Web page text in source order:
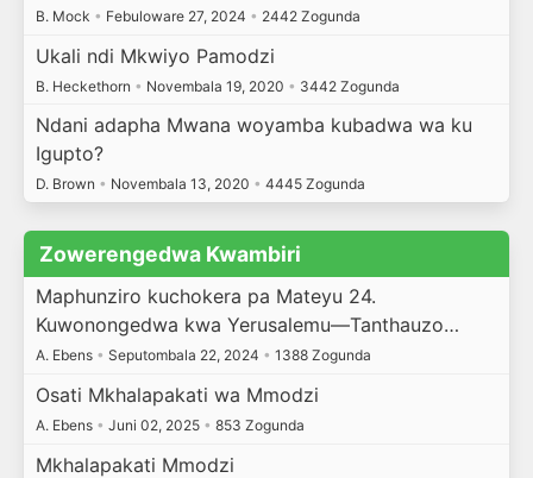
B. Mock • Febuloware 27, 2024 • 2442 Zogunda
Ukali ndi Mkwiyo Pamodzi
B. Heckethorn • Novembala 19, 2020 • 3442 Zogunda
Ndani adapha Mwana woyamba kubadwa wa ku
Igupto?
D. Brown • Novembala 13, 2020 • 4445 Zogunda
Zowerengedwa Kwambiri
Maphunziro kuchokera pa Mateyu 24.
Kuwonongedwa kwa Yerusalemu—Tanthauzo…
A. Ebens • Seputombala 22, 2024 • 1388 Zogunda
Osati Mkhalapakati wa Mmodzi
A. Ebens • Juni 02, 2025 • 853 Zogunda
Mkhalapakati Mmodzi